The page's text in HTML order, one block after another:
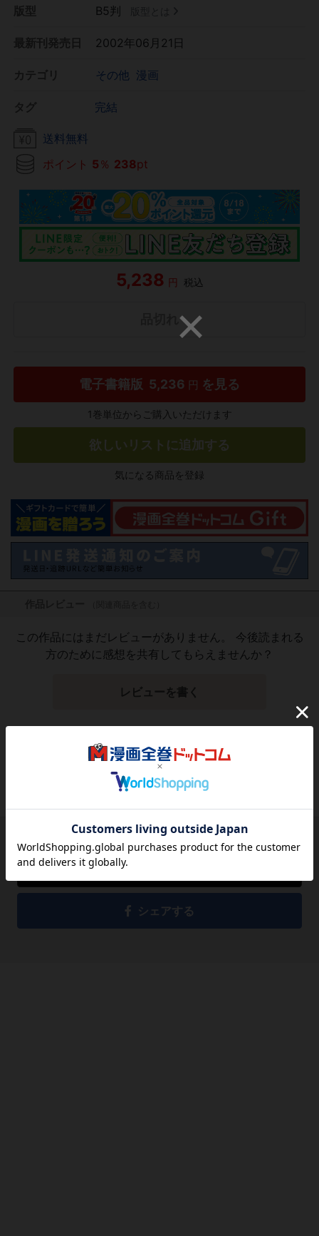
B5判
2002年06月21日
その他 漫画
完結
送料無料
ポイント 5 ％ 238pt
5,238 円 税込
電子書籍版 5,236 円 を見る
1巻単位からご購入いただけます
欲しいリストに追加する
気になる商品を登録
この作品にはまだレビューがありません。 今後読まれる
方のために感想を共有してもらえませんか？
レビューを書く
品切れ
シェアする